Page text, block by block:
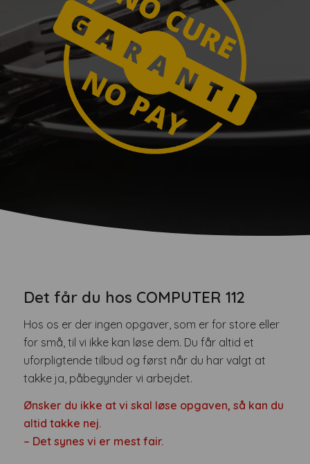
Det får du hos COMPUTER 112
Hos os er der ingen opgaver, som er for store eller
for små, til vi ikke kan løse dem. Du får altid et
uforpligtende tilbud og først når du har valgt at
takke ja, påbegynder vi arbejdet.
Ønsker du ikke at vi skal løse opgaven, så kan du
altid takke nej.
– Det synes vi er mest fair.